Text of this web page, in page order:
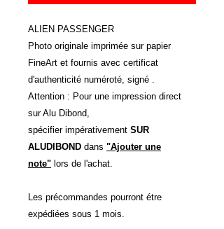
ALIEN PASSENGER
Photo originale imprimée sur papier
FineArt et fournis avec certificat
d'authenticité numéroté, signé .
Attention : Pour une impression direct
sur Alu Dibond,
spécifier impérativement SUR
ALUDIBOND dans "Ajouter une
note" lors de l'achat.
Les précommandes pourront étre
expédiées sous 1 mois.